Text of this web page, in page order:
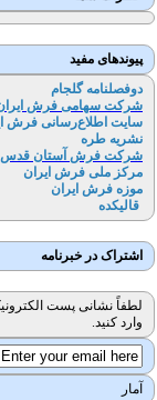
پیوندهای مفید
دوفصلنامه گلجام
شرکت سهامی فرش ایران
سایت اطلاع‌رسانی فرش
نشریه طره
شرکت فرش آستان قدس
مرکز ملی فرش ایران
موزه فرش ایران
قالیکده
اشتراک در خبرنامه
لطفاً نشانی پست الکترونیک
وارد کنید.
آمار